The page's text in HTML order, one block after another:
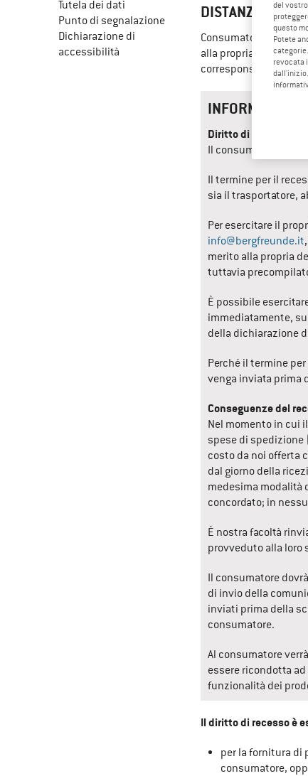
Tutela dei dati
Punto di segnalazione
Dichiarazione di
accessibilità
DISTANZA
Consumatore - si
alla propria attività
corresponsione di
INFORMATIVA
Diritto di recesso
Il consumatore ha il
Il termine per il
sia il trasportatore,
Per esercitare il
info@bergfreunde.it
merito alla propria
tuttavia
È possibile
immediatamente,
della dichiarazione
Perché il termine
venga inviata prima
Conseguenze del
Nel momento in cui
spese di
costo da noi offerta
dal giorno della
medesima modalità
concordato; in
È nostra facoltà
provveduto alla loro
Il consumatore
di invio della
inviati prima della
consumatore.
Al consumatore
essere ricondotta
funzionalità dei
Il diritto di recesso è
per la fornitura di
consumatore,
del
questo
Potete
revocata